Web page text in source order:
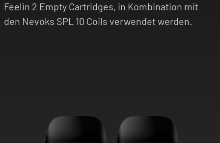
Feelin 2 Empty Cartridges, in Kombination mit
den Nevoks SPL 10 Coils verwendet werden.